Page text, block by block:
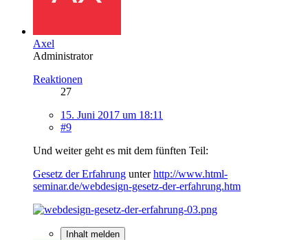
Axel
Administrator
Reaktionen
27
15. Juni 2017 um 18:11
#9
Und weiter geht es mit dem fünften Teil:
Gesetz der Erfahrung unterhttp://www.html-
seminar.de/webdesign-gesetz-der-erfahrung.htm
Inhalt melden